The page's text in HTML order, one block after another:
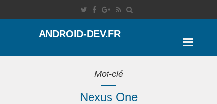
ANDROID-DEV.FR
Mot-clé
Nexus One